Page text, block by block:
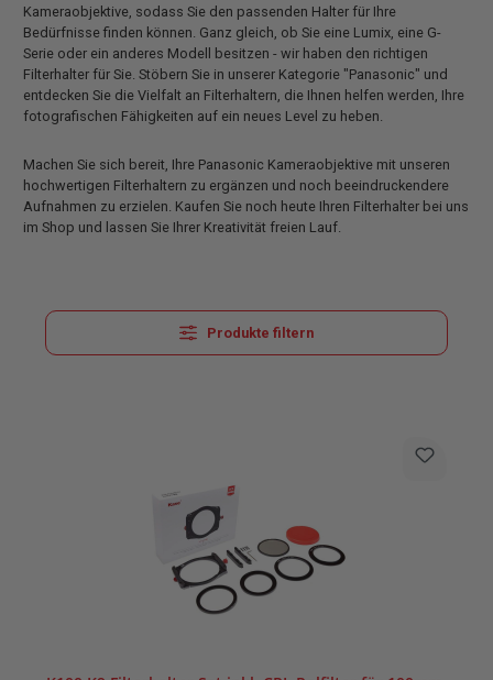
Kameraobjektive, sodass Sie den passenden Halter für Ihre
Bedürfnisse finden können. Ganz gleich, ob Sie eine Lumix, eine G-
Serie oder ein anderes Modell besitzen - wir haben den richtigen
Filterhalter für Sie. Stöbern Sie in unserer Kategorie "Panasonic" und
entdecken Sie die Vielfalt an Filterhaltern, die Ihnen helfen werden, Ihre
fotografischen Fähigkeiten auf ein neues Level zu heben.
Machen Sie sich bereit, Ihre Panasonic Kameraobjektive mit unseren
hochwertigen Filterhaltern zu ergänzen und noch beeindruckendere
Aufnahmen zu erzielen. Kaufen Sie noch heute Ihren Filterhalter bei uns
im Shop und lassen Sie Ihrer Kreativität freien Lauf.
Produkte filtern